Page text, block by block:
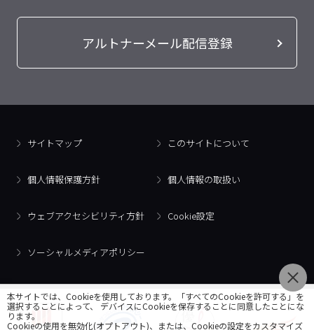
アルトナーメール配信登録
サイトマップ このサイトについて
個人情報保護方針 個人情報の取扱い
ウェブアクセシビリティ方針 Cookie設定
ソーシャルメディアポリシー
本サイトでは、Cookieを使用しております。「すべてのCookieを許可する」を
選択することによって、 デバイスにCookieを保存することに同意したことにな
ります。
Cookieの使用を無効化(オプトアウト)、または、Cookieの設定をカスタマイズ